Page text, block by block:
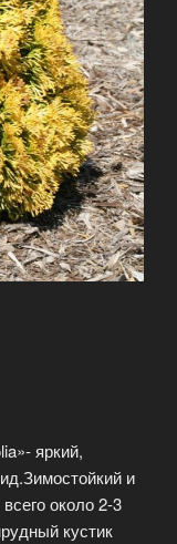
яркий,
и
около 2-3
кустик